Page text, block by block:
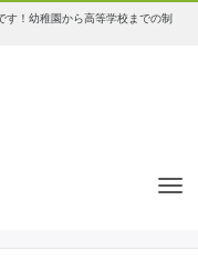
す！幼稚園から高等学校までの制